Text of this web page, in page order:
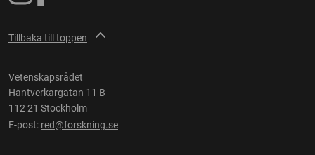
Tillbaka till toppen
Vetenskapsrådet
Hantverkargatan 11 B
112 21 Stockholm
E-post: red@forskning.se